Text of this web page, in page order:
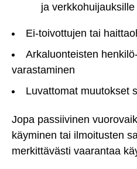
ja verkkohuijauksille
Ei-toivottujen tai
Arkaluonteisten
varastaminen
Luvattomat muutokset
Jopa passiivinen
käyminen tai ilmoitusten
merkittävästi vaarantaa